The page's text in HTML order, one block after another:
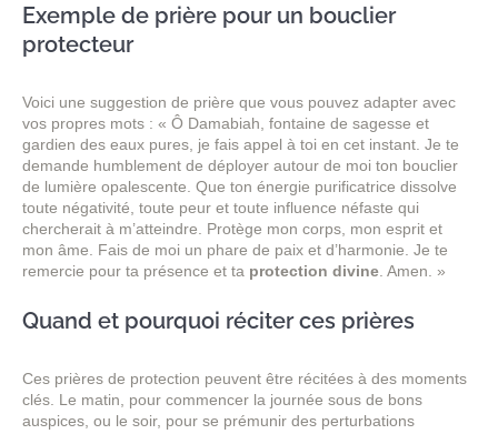
Exemple de prière pour un bouclier
protecteur
Voici une suggestion de prière que vous pouvez adapter avec
vos propres mots : « Ô Damabiah, fontaine de sagesse et
gardien des eaux pures, je fais appel à toi en cet instant. Je te
demande humblement de déployer autour de moi ton bouclier
de lumière opalescente. Que ton énergie purificatrice dissolve
toute négativité, toute peur et toute influence néfaste qui
chercherait à m’atteindre. Protège mon corps, mon esprit et
mon âme. Fais de moi un phare de paix et d’harmonie. Je te
remercie pour ta présence et ta protection divine . Amen. »
Quand et pourquoi réciter ces prières
Ces prières de protection peuvent être récitées à des moments
clés. Le matin, pour commencer la journée sous de bons
auspices, ou le soir, pour se prémunir des perturbations